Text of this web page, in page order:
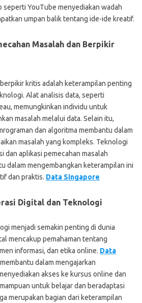
YouTube menyediakan wadah
umpan balik tentang ide-ide kreatif.
Masalah dan Berpikir
kritis adalah keterampilan penting
Alat analisis data, seperti
memungkinkan individu untuk
masalah melalui data. Selain itu,
dan algoritma membantu dalam
masalah yang kompleks. Teknologi
dan aplikasi pemecahan masalah
dalam mengembangkan keterampilan ini
dan praktis. Data Singapore
Digital dan Teknologi
menjadi semakin penting di dunia
mencakup pemahaman tentang
informasi, dan etika online. Data
dalam mengajarkan
akses ke kursus online dan
untuk belajar dan beradaptasi
merupakan bagian dari keterampilan